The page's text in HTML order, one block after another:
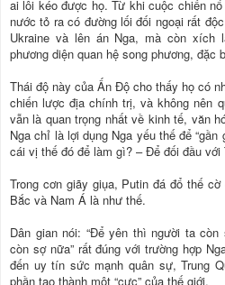
ai lôi kéo được họ. Từ khi cuộc chiến
nước tỏ ra có đường lối đối ngoại rất
Ukraine và lên án Nga, mà còn xích
phương diện quan hệ song phương, đặc
Thái độ này của Ấn Độ cho thấy họ có
chiến lược địa chính trị, và không nên
vẫn là quan trọng nhất về kinh tế, văn
Nga chỉ là lợi dụng Nga yếu thế để
cái vị thế đó để làm gì? – Để đối đầu
Trong cơn giãy giụa, Putin đá đổ thế
Bắc và Nam Á là như thế.
Dân gian nói: “Để yên thì người ta
còn sợ nữa” rất đúng với trường hợp
đến uy tín sức mạnh quân sự, Trung
phần tạo thành một “cực” của thế giới.